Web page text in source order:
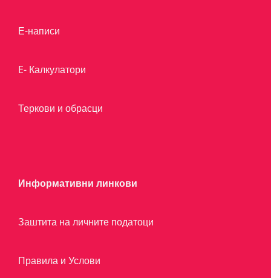
Е-написи
E- Калкулатори
Теркови и обрасци
Информативни линкови
Заштита на личните податоци
Правила и Услови